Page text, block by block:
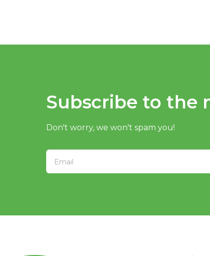
Subscribe to the
Don't worry, we won't spam you!